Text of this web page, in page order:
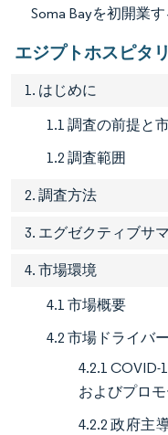
Soma Bayを初開業
エジプトホスピタ
1. はじめに
1.1 調査の前提と
1.2 調査範囲
2. 調査方法
3. エグゼクティブサ
4. 市場環境
4.1 市場概要
4.2 市場ドライバー
4.2.1
およびプロ
4.2.2 政府主